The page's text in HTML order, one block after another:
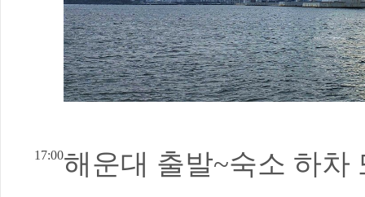
17:00해운대 출발~숙소 하차